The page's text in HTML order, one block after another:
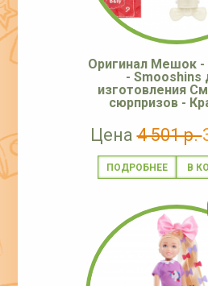
Оригинал Мешок -
- Smooshins
изготовления
сюрпризов -
Цена4 501 р.
ПОДРОБНЕЕ